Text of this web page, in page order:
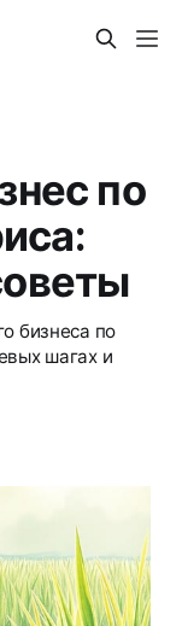
по
бизнеса по
шагах и